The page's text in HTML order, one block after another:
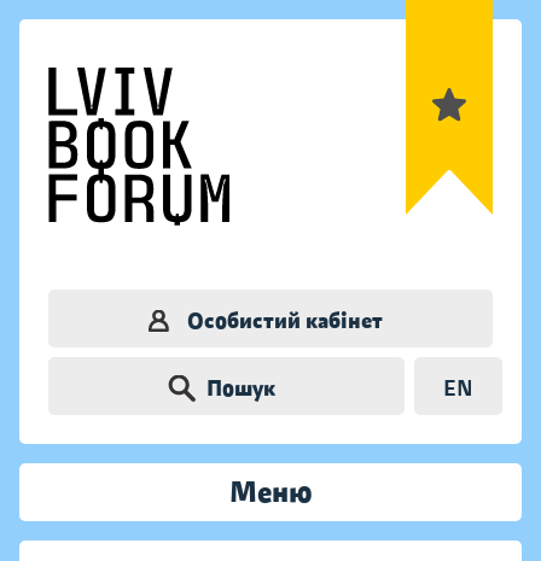
Особистий кабінет
Пошук EN
Меню